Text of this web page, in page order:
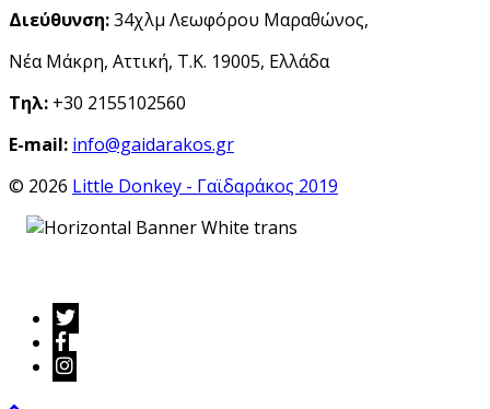
Διεύθυνση:34χλμ Λεωφόρου Μαραθώνος,
Νέα Μάκρη, Αττική, Τ.Κ. 19005, Ελλάδα
Τηλ: +30 2155102560
E-mail: info@gaidarakos.gr
© 2026 Little Donkey - Γαϊδαράκος 2019